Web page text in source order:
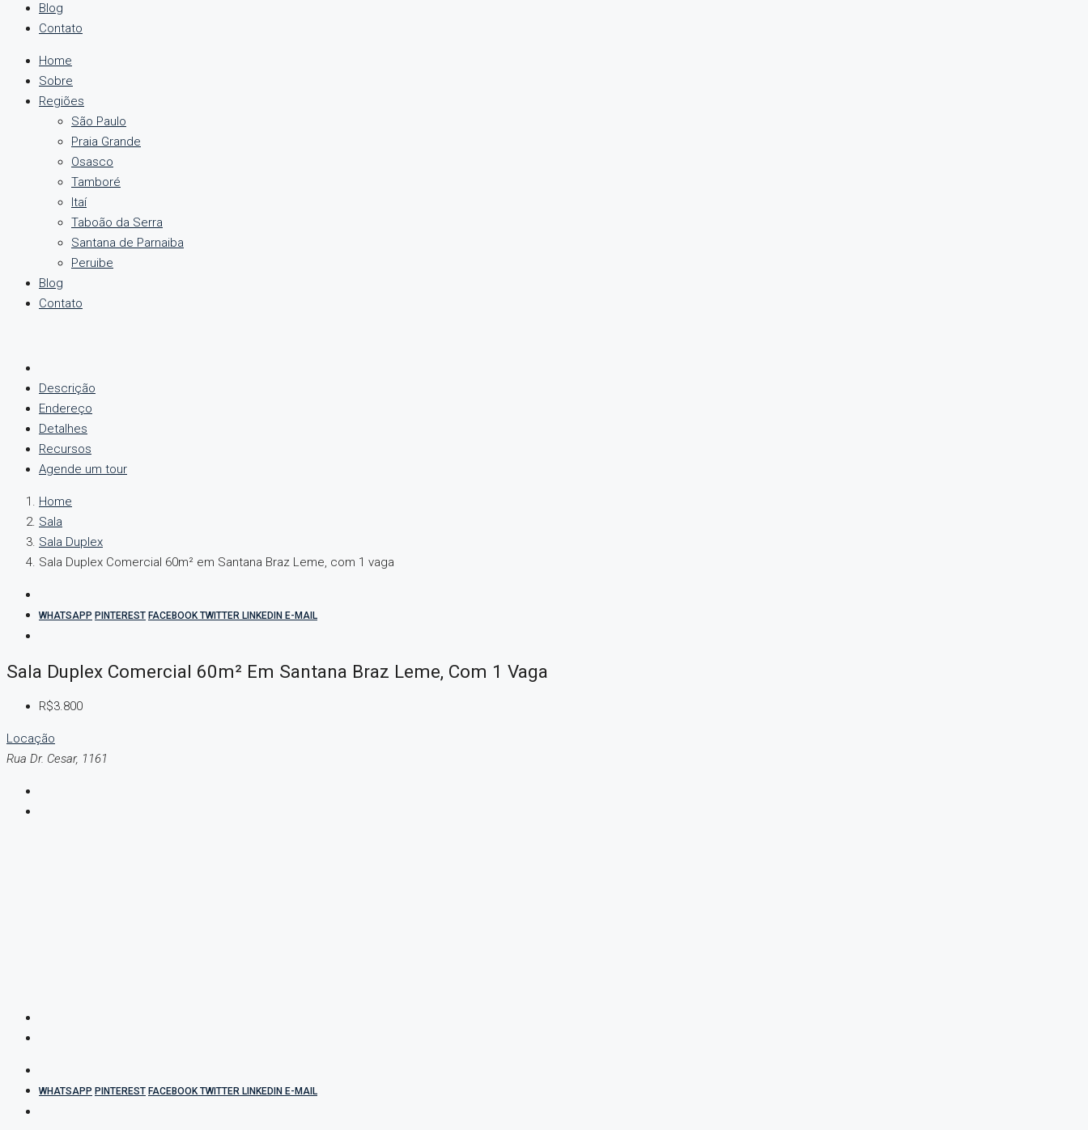
Blog
Contato
Home
Sobre
Regiões
São Paulo
Praia Grande
Osasco
Tamboré
Itaí
Taboão da Serra
Santana de Parnaiba
Peruibe
Blog
Contato
Descrição
Endereço
Detalhes
Recursos
Agende um tour
Home
Sala
Sala Duplex
Sala Duplex Comercial 60m² em Santana Braz Leme, com 1 vaga
WHATSAPP PINTEREST FACEBOOKTWITTER LINKEDIN E-MAIL
Sala Duplex Comercial 60m² Em Santana Braz Leme, Com 1 Vaga
R$3.800
Locação
Rua Dr. Cesar, 1161
WHATSAPP PINTEREST FACEBOOKTWITTER LINKEDIN E-MAIL